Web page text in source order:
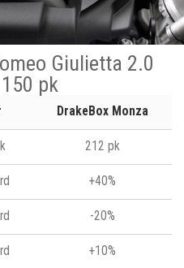
Giulietta 2.0
pk
DrakeBox Monza
212 pk
+40%
-20%
+10%